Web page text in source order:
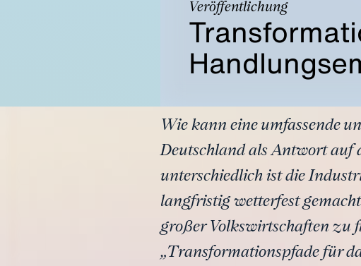
Veröffentlichung
Wie kann eine umfassende
Deutschland als Antwort auf
unterschiedlich ist die
langfristig wetterfest
großer Volkswirtschaften zu
„Transformationspfade für